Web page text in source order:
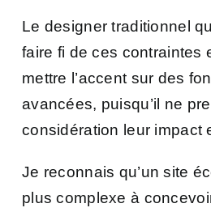
Le designer traditionnel
faire fi de ces contraintes
mettre l’accent sur des
avancées, puisqu’il ne
considération leur impact
Je reconnais qu’un site
plus complexe à